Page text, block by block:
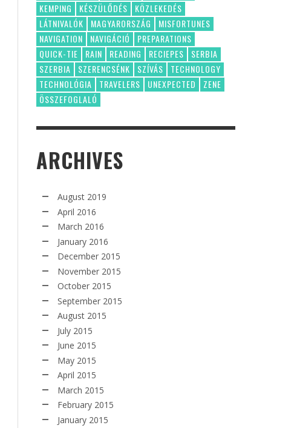
KEMPING
KÉSZÜLŐDÉS
KÖZLEKEDÉS
LÁTNIVALÓK
MAGYARORSZÁG
MISFORTUNES
NAVIGATION
NAVIGÁCIÓ
PREPARATIONS
QUICK-TIE
RAIN READING RECIEPES
SERBIA
SZERBIA
SZERENCSÉNK SZÍVÁS
TECHNOLOGY
TECHNOLÓGIA
TRAVELERS UNEXPECTED
ZENE
ÖSSZEFOGLALÓ
ARCHIVES
August 2019
April 2016
March 2016
January 2016
December 2015
November 2015
October 2015
September 2015
August 2015
July 2015
June 2015
May 2015
April 2015
March 2015
February 2015
January 2015